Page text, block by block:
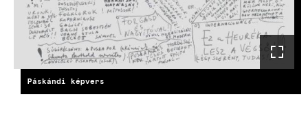
Páskándi képvers